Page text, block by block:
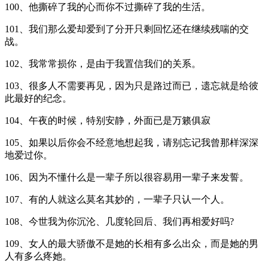
100、他撕碎了我的心而你不过撕碎了我的生活。
101、我们那么爱却爱到了分开只剩回忆还在继续残喘的交
战。
102、我常常损你，是由于我置信我们的关系。
103、很多人不需要再见，因为只是路过而已，遗忘就是给彼
此最好的纪念。
104、午夜的时候，特别安静，外面已是万籁俱寂
105、如果以后你会不经意地想起我，请别忘记我曾那样深深
地爱过你。
106、因为不懂什么是一辈子所以很容易用一辈子来发誓。
107、有的人就这么莫名其妙的，一辈子只认一个人。
108、今世我为你沉沦、几度轮回后、我们再相爱好吗?
109、女人的最大骄傲不是她的长相有多么出众，而是她的男
人有多么疼她。